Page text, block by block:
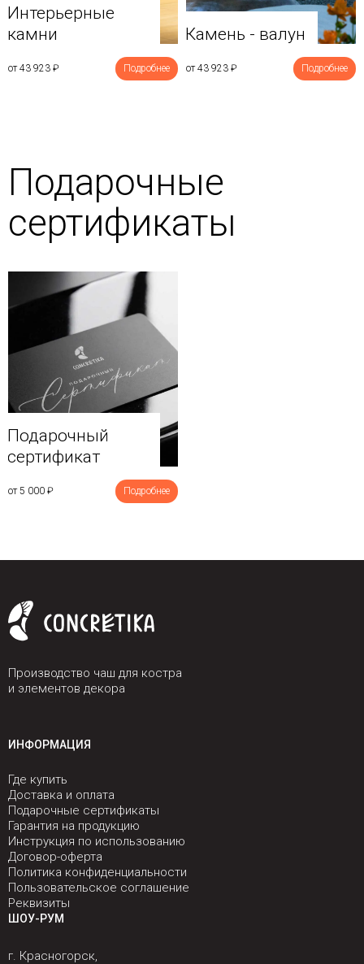
Интерьерные
камни
от 43 923 ₽ Подробнее
Камень - валун
от 43 923 ₽ Подробнее
Подарочные
сертификаты
Подарочный
сертификат
от 5 000 ₽ Подробнее
Производство чаш для костра
и элементов декора
ИНФОРМАЦИЯ
Где купить
Доставка и оплата
Подарочные сертификаты
Гарантия на продукцию
Инструкция по использованию
Договор-оферта
Политика конфиденциальности
Пользовательское соглашение
Реквизиты
ШОУ-РУМ
г. Красногорск,